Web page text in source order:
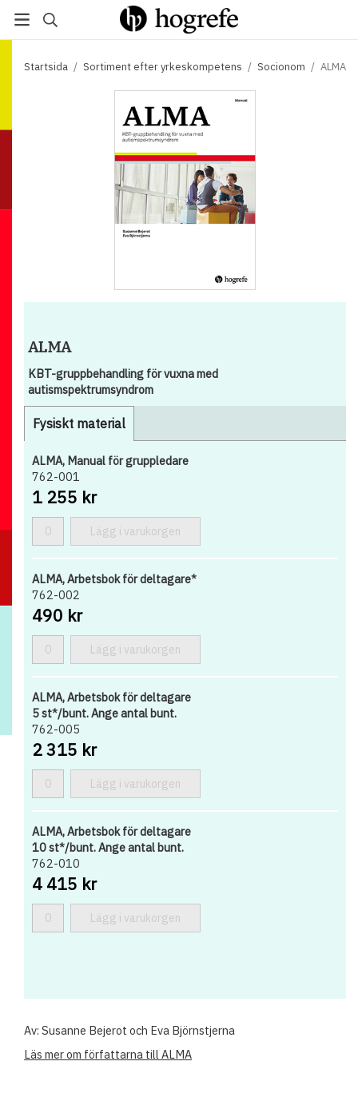
Startsida / Sortiment efter yrkeskompetens / Socionom / ALMA
ALMA
KBT-gruppbehandling för vuxna med
autismspektrumsyndrom
Fysiskt material
ALMA, Manual för gruppledare
762-001
1 255 kr
Lägg i varukorgen
ALMA, Arbetsbok för deltagare*
762-002
490 kr
Lägg i varukorgen
ALMA, Arbetsbok för deltagare
5 st*/bunt. Ange antal bunt.
762-005
2 315 kr
Lägg i varukorgen
ALMA, Arbetsbok för deltagare
10 st*/bunt. Ange antal bunt.
762-010
4 415 kr
Lägg i varukorgen
Av: Susanne Bejerot och Eva Björnstjerna
Läs mer om författarna till ALMA